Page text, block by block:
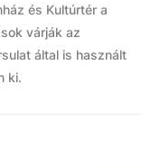
és Kultúrtér a
várják az
által is használt
ki.